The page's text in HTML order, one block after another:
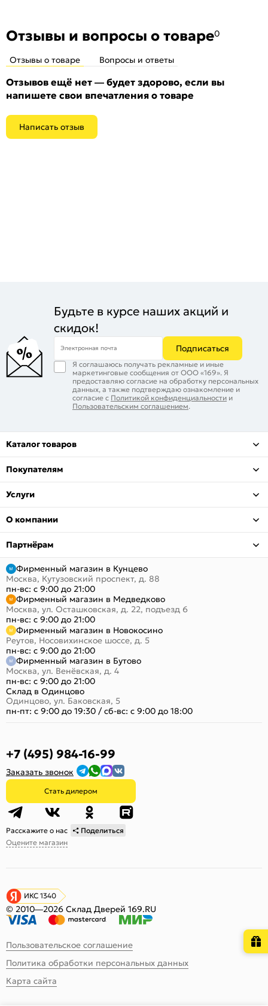
Отзывы и вопросы о товаре0
Отзывы о товаре Вопросы и ответы
Отзывов ещё нет — будет здорово, если вы
напишете свои впечатления о товаре
Написать отзыв
Будьте в курсе наших акций и
скидок!
Электронная почта Подписаться
Я соглашаюсь получать рекламные и иные
маркетинговые сообщения от ООО «169». Я
предоставляю согласие на обработку персональных
данных, а также подтверждаю ознакомление и
согласие с Политикой конфиденциальности и
Пользовательским соглашением.
Каталог товаров
Покупателям
Услуги
О компании
Партнёрам
Фирменный магазин в Кунцево
Москва, Кутузовский проспект, д. 88
пн-вс: с 9:00 до 21:00
Фирменный магазин в Медведково
Москва, ул. Осташковская, д. 22, подъезд 6
пн-вс: с 9:00 до 21:00
Фирменный магазин в Новокосино
Реутов, Носовихинское шоссе, д. 5
пн-вс: с 9:00 до 21:00
Фирменный магазин в Бутово
Москва, ул. Венёвская, д. 4
пн-вс: с 9:00 до 21:00
Склад в Одинцово
Одинцово, ул. Баковская, 5
пн-пт: с 9:00 до 19:30 /сб-вс: с 9:00 до 18:00
+7 (495) 984-16-99
Заказать звонок
Стать дилером
Расскажите о нас
Поделиться
Оцените магазин
ИКС 1340
© 2010—2026 Склад Дверей 169.RU
Пользовательское соглашение
Политика обработки персональных данных
Карта сайта